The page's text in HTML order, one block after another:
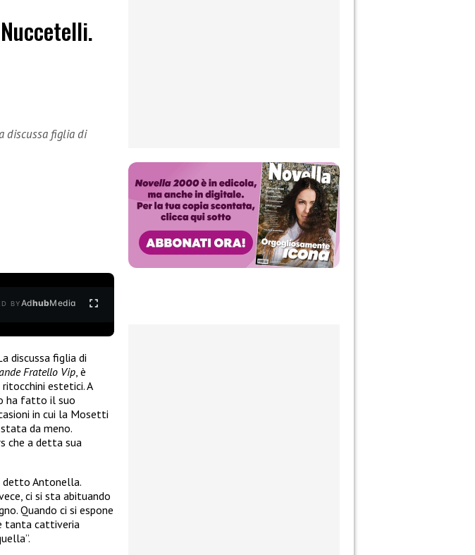
discussa figlia di
BYAdhubMedia
discussa figlia di
Fratello Vip , è
estetici. A
ha fatto il suo
in cui la Mosetti
da meno.
che a detta sua
detto Antonella.
ci si sta abituando
Quando ci si espone
tanta cattiveria